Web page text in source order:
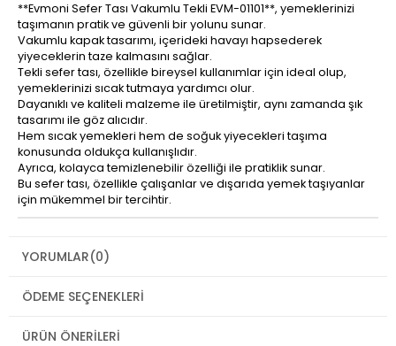
**Evmoni Sefer Tası Vakumlu Tekli EVM-01101**, yemeklerinizi
taşımanın pratik ve güvenli bir yolunu sunar.
Vakumlu kapak tasarımı, içerideki havayı hapsederek
yiyeceklerin taze kalmasını sağlar.
Tekli sefer tası, özellikle bireysel kullanımlar için ideal olup,
yemeklerinizi sıcak tutmaya yardımcı olur.
Dayanıklı ve kaliteli malzeme ile üretilmiştir, aynı zamanda şık
tasarımı ile göz alıcıdır.
Hem sıcak yemekleri hem de soğuk yiyecekleri taşıma
konusunda oldukça kullanışlıdır.
Ayrıca, kolayca temizlenebilir özelliği ile pratiklik sunar.
Bu sefer tası, özellikle çalışanlar ve dışarıda yemek taşıyanlar
için mükemmel bir tercihtir.
YORUMLAR(0)
ÖDEME SEÇENEKLERI
ÜRÜN ÖNERILERI